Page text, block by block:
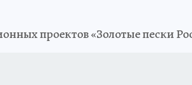
проектов «Золотые пески